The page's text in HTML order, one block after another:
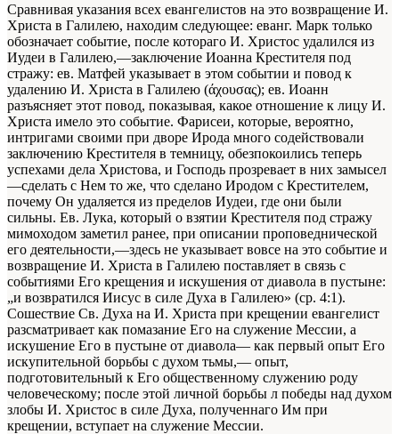
Сравнивая указания всех евангелистов на это возвращение И.
Христа в Галилею, находим следующее: еванг. Марк только
обозначает событие, после котораго И. Христос удалился из
Иудеи в Галилею,—заключение Иоанна Крестителя под
стражу: ев. Матфей указывает в этом событии и повод к
удалению И. Христа в Галилею (άχουσας); ев. Иоанн
разъясняет этот повод, показывая, какое отношение к лицу И.
Христа имело это событие. Фарисеи, которые, вероятно,
интригами своими при дворе Ирода много содействовали
заключению Крестителя в темницу, обезпокоились теперь
успехами дела Христова, и Господь прозревает в них замысел
—сделать с Нем то же, что сделано Иродом с Крестителем,
почему Он удаляется из пределов Иудеи, где они были
сильны. Ев. Лука, который о взятии Крестителя под стражу
мимоходом заметил ранее, при описании проповеднической
его деятельности,—здесь не указывает вовсе на это событие и
возвращение И. Христа в Галилею поставляет в связь с
событиями Его крещения и искушения от диавола в пустыне:
„и возвратился Иисус в силе Духа в Галилею» (ср. 4:1).
Сошествие Св. Духа на И. Христа при крещении евангелист
разсматривает как помазание Его на служение Мессии, а
искушение Его в пустыне от диавола— как первый опыт Его
искупительной борьбы с духом тьмы,— опыт,
подготовительный к Его общественному служению роду
человеческому; после этой личной борьбы л победы над духом
злобы И. Христос в силе Духа, полученнаго Им при
крещении, вступает на служение Мессии.